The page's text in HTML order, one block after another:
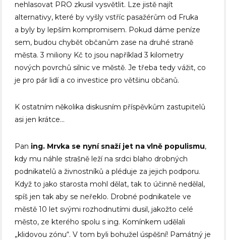
nehlasovat PRO zkusil vysvětlit. Lze jistě najít
alternativy, které by vyšly vstříc pasažérům od Fruka
a byly by lepším kompromisem. Pokud dáme peníze
sem, budou chybět občanům zase na druhé straně
města. 3 miliony Kč to jsou například 3 kilometry
nových povrchů silnic ve městě. Je třeba tedy vážit, co
je pro pár lidí a co investice pro většinu občanů.
K ostatním několika diskusním příspěvkům zastupitelů
asi jen krátce…
Pan ing. Mrvka se nyní snaží jet na vlně populismu,
kdy mu náhle strašně leží na srdci blaho drobných
podnikatelů a živnostníků a pléduje za jejich podporu.
Když to jako starosta mohl dělat, tak to účinně nedělal,
spíš jen tak aby se neřeklo. Drobné podnikatele ve
městě 10 let svými rozhodnutími dusil, jakožto celé
město, ze kterého spolu s ing. Komínkem udělali
„klidovou zónu“. V tom byli bohužel úspěšní! Památný je